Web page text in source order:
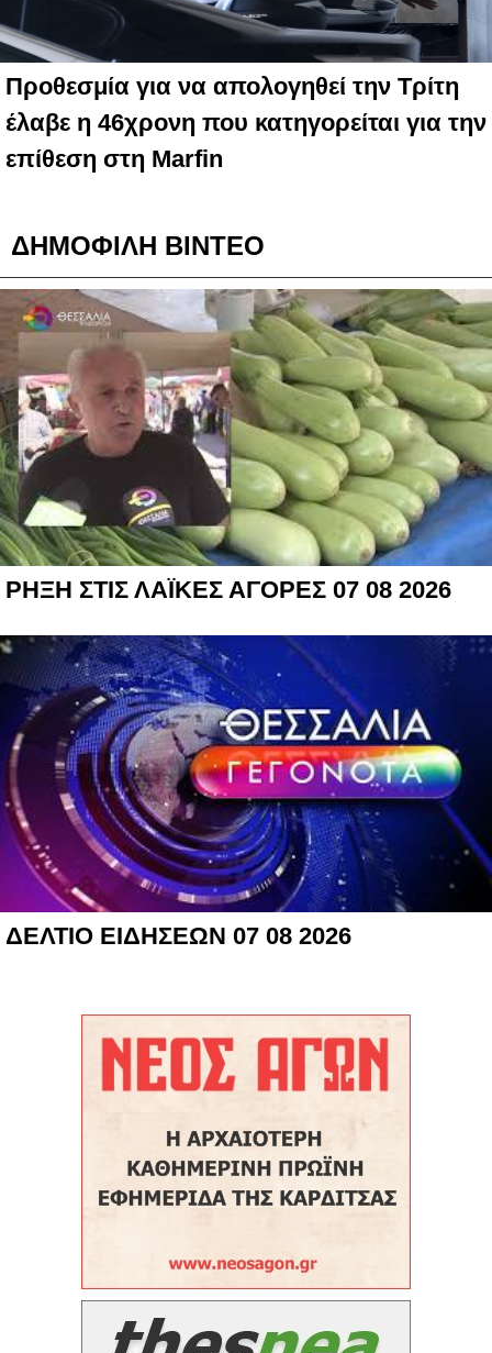
Προθεσμία για να απολογηθεί την Τρίτη
έλαβε η 46χρονη που κατηγορείται για την
επίθεση στη Marfin
ΔΗΜΟΦΙΛΗ ΒΙΝΤΕΟ
ΡΗΞΗ ΣΤΙΣ ΛΑΪΚΕΣ ΑΓΟΡΕΣ 07 08 2026
ΔΕΛΤΙΟ ΕΙΔΗΣΕΩΝ 07 08 2026